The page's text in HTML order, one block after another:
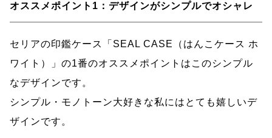
オススメポイント1：デザインがシンプルでオシャレ
セリアの印鑑ケース「SEAL CASE（はんこケース ホ
ワイト）」の1番のオススメポイントはこのシンプル
なデザインです。
シンプル・モノトーン大好きな私にはとても嬉しいデ
ザインです。